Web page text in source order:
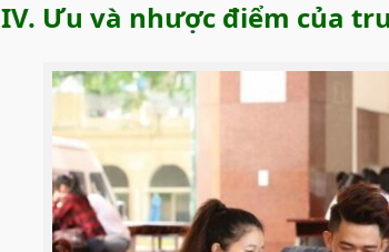
IV. Ưu và nhược điểm của